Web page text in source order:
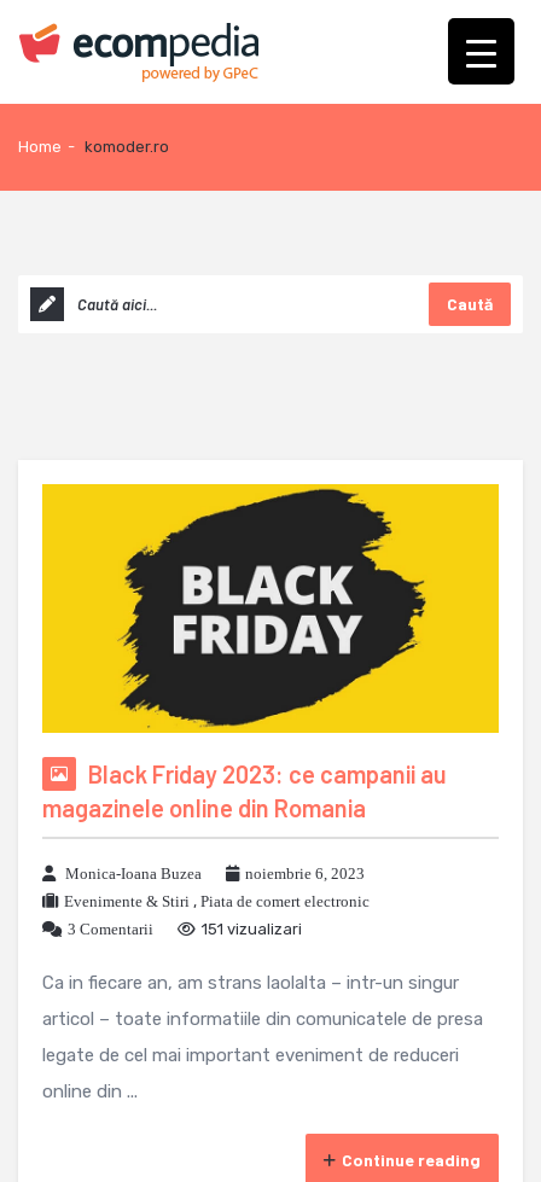
Home - komoder.ro
Caută
Black Friday 2023: ce campanii au
magazinele online din Romania
Monica-Ioana Buzea
noiembrie 6, 2023
Evenimente & Stiri , Piata de comert electronic
3 Comentarii
151 vizualizari
Ca in fiecare an, am strans laolalta – intr-un singur
articol – toate informatiile din comunicatele de presa
legate de cel mai important eveniment de reduceri
online din ...
Continue reading